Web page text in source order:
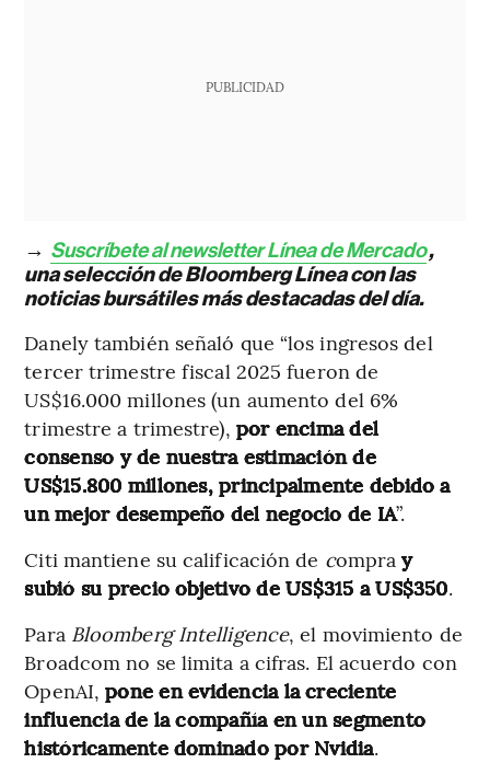
PUBLICIDAD
→ Suscríbete al newsletter Línea de Mercado,
una selección de Bloomberg Línea con las
noticias bursátiles más destacadas del día.
Danely también señaló que “los ingresos del
tercer trimestre fiscal 2025 fueron de
US$16.000 millones (un aumento del 6%
trimestre a trimestre), por encima del
consenso y de nuestra estimación de
US$15.800 millones, principalmente debido a
un mejor desempeño del negocio de IA”.
Citi mantiene su calificación de compray
subió su precio objetivo de US$315 a US$350.
Para Bloomberg Intelligence, el movimiento de
Broadcom no se limita a cifras. El acuerdo con
OpenAI,pone en evidencia la creciente
influencia de la compañía en un segmento
históricamente dominado por Nvidia.